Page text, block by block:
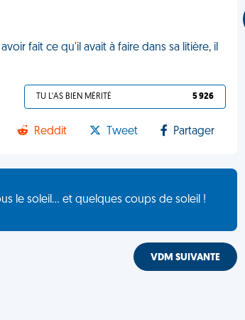
fait ce qu'il avait à faire dans sa litière, il
TU L'AS BIEN MÉRITÉ 5 926
Reddit Tweet Partager
le soleil... et quelques coups de soleil !
VDM SUIVANTE